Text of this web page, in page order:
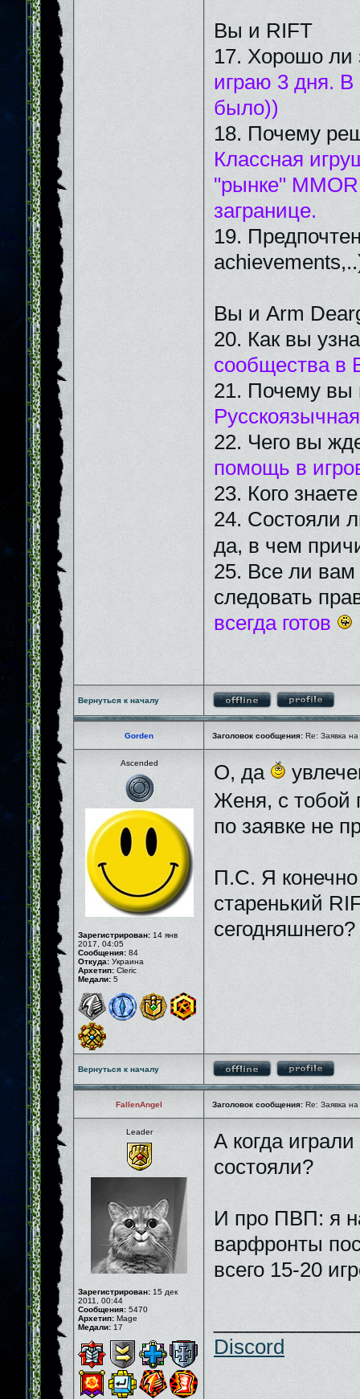
Вы и RIFT
17. Хорошо ли
играю 3 дня. В
было))
18. Почему
Классная
"рынке"
загранице.
19.
Вы и Arm
20. Как вы
сообщества в
21. Почему вы
Русскоязычная
22. Чего вы
помощь в
23. Кого
24. Состояли
да, в чем
25. Все ли вам
следовать
всегда готов
Вернуться к началу
Gorden Заголовок сообщения: Re: Заявка
Ascended
Зарегистрирован: 14 янв
2017, 04:05
Сообщения: 84
Откуда: Украина
Архетип: Cleric
Медали: 5
О, да
Женя, с тобой
по заявке не
П.С. Я
старенький
сегодняшнего?
Вернуться к началу
FallenAngel Заголовок сообщения: Re: Заявка
Leader
Зарегистрирован: 15 дек
2011, 00:44
Сообщения: 5470
Архетип: Mage
Медали: 17
А когда
состояли?
И про ПВП: я
варфронты
всего 15-20
Discord